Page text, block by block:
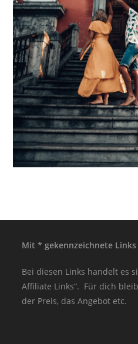
Mit * gekennzeichnete Links
Bei diesen Links handelt es
Affiliate Links“. Für dich
der Preis, das Angebot etc.